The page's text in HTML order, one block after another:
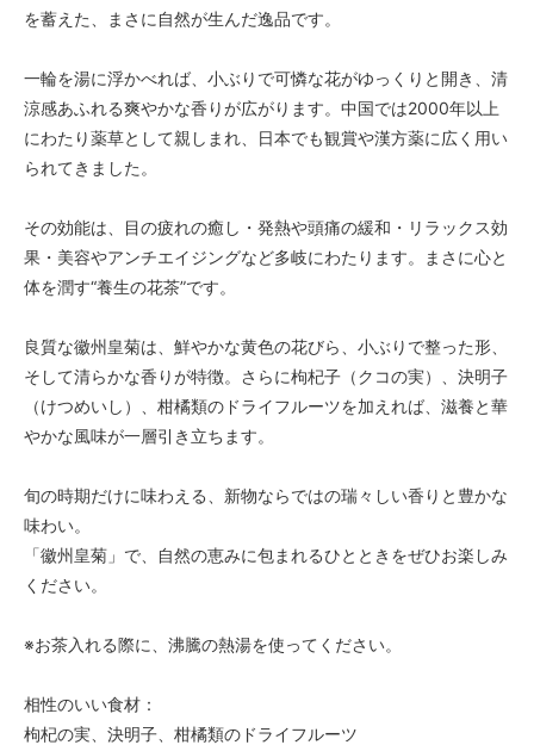
を蓄えた、まさに自然が生んだ逸品です。
一輪を湯に浮かべれば、小ぶりで可憐な花がゆっくりと開き、清
涼感あふれる爽やかな香りが広がります。中国では2000年以上
にわたり薬草として親しまれ、日本でも観賞や漢方薬に広く用い
られてきました。
その効能は、目の疲れの癒し・発熱や頭痛の緩和・リラックス効
果・美容やアンチエイジングなど多岐にわたります。まさに心と
体を潤す“養生の花茶”です。
良質な徽州皇菊は、鮮やかな黄色の花びら、小ぶりで整った形、
そして清らかな香りが特徴。さらに枸杞子（クコの実）、決明子
（けつめいし）、柑橘類のドライフルーツを加えれば、滋養と華
やかな風味が一層引き立ちます。
旬の時期だけに味わえる、新物ならではの瑞々しい香りと豊かな
味わい。
「徽州皇菊」で、自然の恵みに包まれるひとときをぜひお楽しみ
ください。
※お茶入れる際に、沸騰の熱湯を使ってください。
相性のいい食材：
枸杞の実、決明子、柑橘類のドライフルーツ